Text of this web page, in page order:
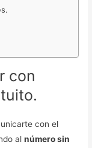
con
con el
alnúmero sin